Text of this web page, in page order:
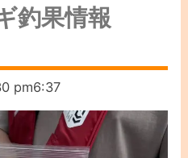
釣果情報
pm6:37